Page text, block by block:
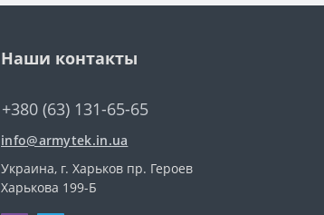
Наши контакты
+380 (63) 131-65-65
info@armytek.in.ua
Украина, г. Харьков пр. Героев
Харькова 199-Б